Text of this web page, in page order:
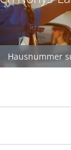
Hausnummer